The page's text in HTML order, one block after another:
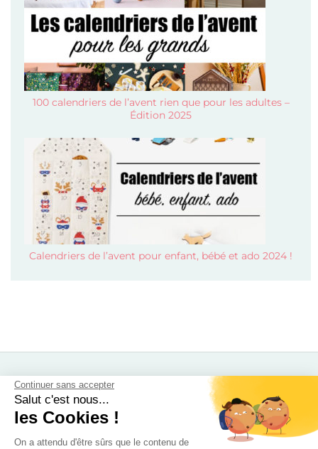
Continuer sans accepter
Salut c'est nous...
les Cookies !
On a attendu d'être sûrs que le contenu de
100 calendriers de l’avent rien que pour les adultes –
Édition 2025
Calendriers de l’avent pour enfant, bébé et ado 2024 !
Calendrier de l’avent 2026